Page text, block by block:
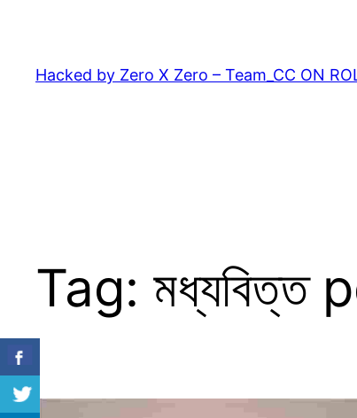
content
Hacked by Zero X Zero – Team_CC ON
Tag: মধ্যবিত্ত